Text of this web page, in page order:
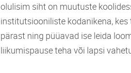
olulisim siht on muutuste
institutsiooniliste kodanikena,
pärast ning püüavad ise leida
liikumispause teha või lapsi